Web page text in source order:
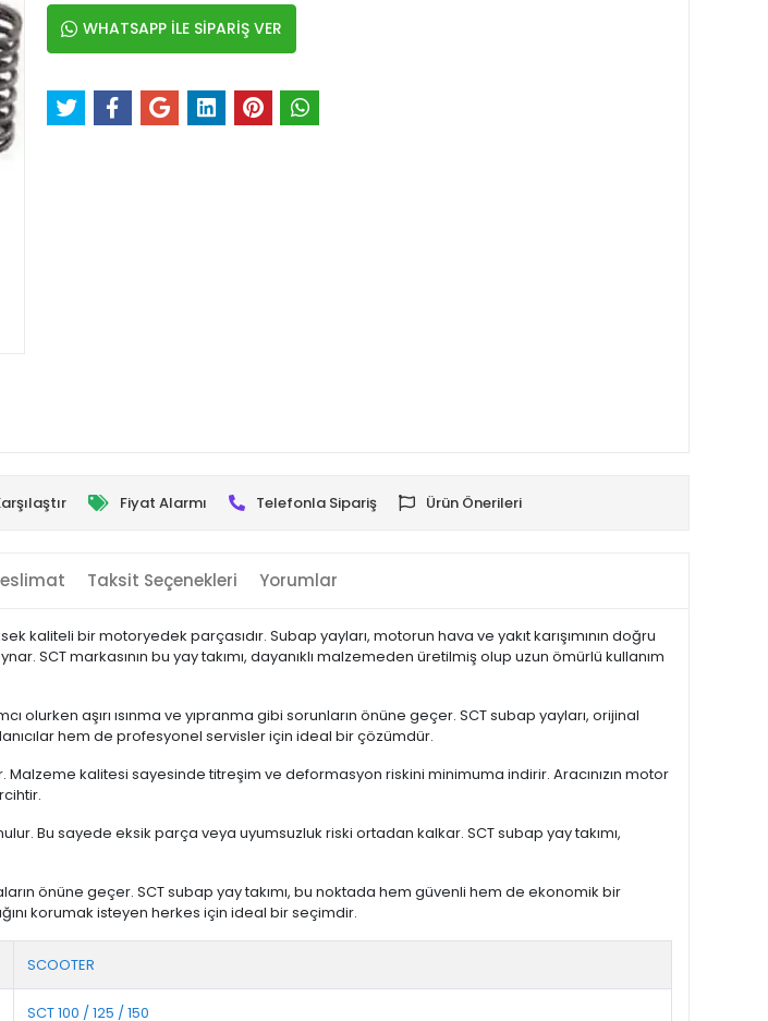
WHATSAPP İLE SİPARİŞ VER
Fiyat Alarmı Telefonla Sipariş Ürün Önerileri
Taksit Seçenekleri Yorumlar
kaliteli bir motoryedek parçasıdır. Subap yayları, motorun hava ve yakıt karışımının doğru
SCT markasının bu yay takımı, dayanıklı malzemeden üretilmiş olup uzun ömürlü kullanım
olurken aşırı ısınma ve yıpranma gibi sorunların önüne geçer. SCT subap yayları, orijinal
hem de profesyonel servisler için ideal bir çözümdür.
kalitesi sayesinde titreşim ve deformasyon riskini minimuma indirir. Aracınızın motor
Bu sayede eksik parça veya uyumsuzluk riski ortadan kalkar. SCT subap yay takımı,
önüne geçer. SCT subap yay takımı, bu noktada hem güvenli hem de ekonomik bir
korumak isteyen herkes için ideal bir seçimdir.
SCOOTER
SCT 100 / 125 / 150